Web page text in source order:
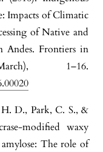
Impacts of Climatic
of Native and
Frontiers in
1–16.
D., Park, C. S., &
modified waxy
The role of